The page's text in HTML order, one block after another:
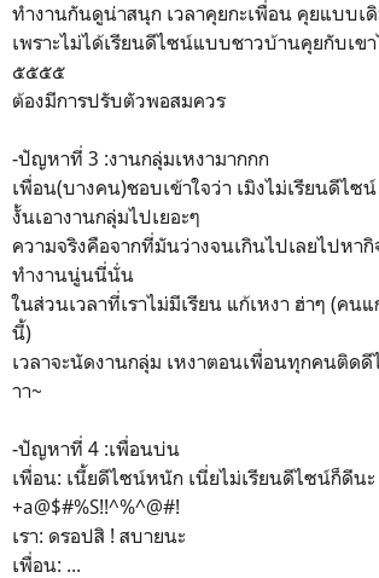
ทำงานกันดูน่าสนุก เวลาคุยกะเพื่อน คุยแบบเ
เพราะไม่ได้เรียนดีไซน์แบบชาวบ้านคุยกับเขา
๕๕๕๕
ต้องมีการปรับตัวพอสมควร
-ปัญหาที่ 3 :งานกลุ่มเหงามากกก
เพื่อน(บางคน)ชอบเข้าใจว่า เมิงไม่เรียนดีไซ
งั้นเอางานกลุ่มไปเยอะๆ
ความจริงคือจากที่มันว่างจนเกินไปเลยไปหา
ทำงานนู่นนี่นั่น
ในส่วนเวลาที่เราไม่มีเรียน แก้เหงา ฮ่าๆ (คนแ
นี้)
เวลาจะนัดงานกลุ่ม เหงาตอนเพื่อนทุกคนติด
าา~
-ปัญหาที่ 4 :เพื่อนบ่น
เพื่อน: เนี้ยดีไซน์หนัก เนี่ยไม่เรียนดีไซน์ก็ดีนะ
+a@$#%S!!^%^@#!
เรา: ดรอปสิ ! สบายนะ
เพื่อน: ...